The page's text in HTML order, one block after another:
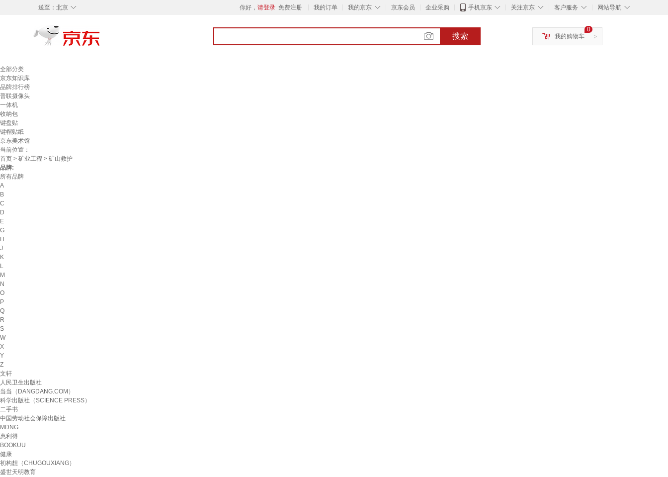
◇
送至： 北京 你好， 请登录 免费注册 我的订单 ◇
我的京东 京东会员 企业采购 ◇
手机京东 ◇
关注京东 ◇
客户服务 ◇
网站导航
搜索 >
0
我的购物车
全部分类
京东知识库
品牌排行榜
普联摄像头
一体机
收纳包
键盘贴
键帽贴纸
京东美术馆
当前位置：
首页 > 矿业工程 > 矿山救护
品牌:
所有品牌
A
B
C
D
E
G
H
J
K
L
M
N
O
P
Q
R
S
W
X
Y
Z
文轩
人民卫生出版社
当当（DANGDANG.COM）
科学出版社（SCIENCE PRESS）
二手书
中国劳动社会保障出版社
MDNG
惠利得
BOOKUU
健康
初构想（CHUGOUXIANG）
盛世天明教育